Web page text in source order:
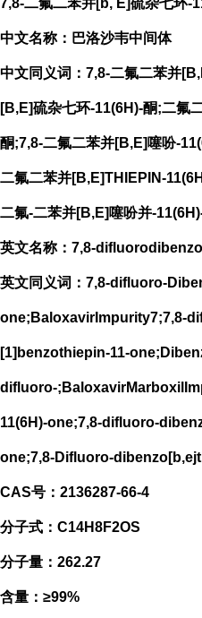
7,8-二氟二苯并[b, E]硫杂七环-
中文名称：巴洛沙韦中间体
中文同义词：7,8-二氟二苯并
[B,E]硫杂七环-11(6H)-酮;二氟
酮;7,8-二氟二苯并[B,E]噻吩-
二氟二苯并[B,E]THIEPIN-
二氟-二苯并[B,E]噻吩并-
英文名称：7,8-
英文同义词：7,8-difluoro-
one;BaloxavirImpurity7;7,8-
[1]benzothiepin-11-
difluoro-
11(6H)-one;7,8-difluoro-
one;7,8-Difluoro-
CAS号：2136287-66-4
分子式：C14H8F2OS
分子量：262.27
含量：≥99%